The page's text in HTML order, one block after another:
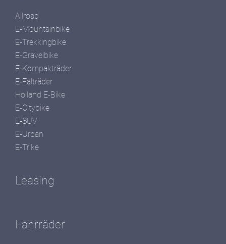
Allroad
E-Mountainbike
E-Trekkingbike
E-Gravelbike
E-Kompakträder
E-Falträder
Holland E-Bike
E-Citybike
E-SUV
E-Urban
E-Trike
Leasing
Fahrräder